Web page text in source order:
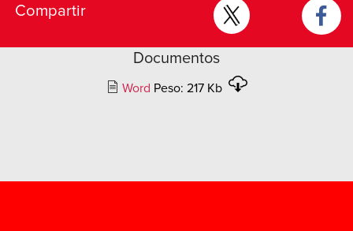
Compartir
Documentos
Word Peso: 217 Kb